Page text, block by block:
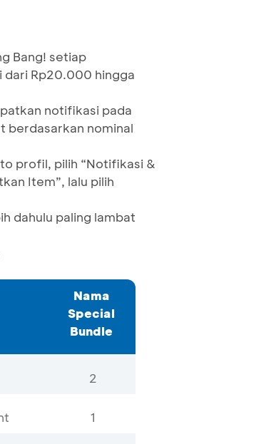
Bang! setiap
dari Rp20.000 hingga
notifikasi pada
berdasarkan nominal
profil, pilih “Notifikasi &
Item”, lalu pilih
dahulu paling lambat
Nama
Special
Bundle
2
1